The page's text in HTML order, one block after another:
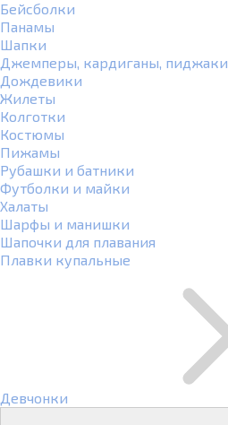
Бейсболки
Панамы
Шапки
Джемперы, кардиганы, пиджаки
Дождевики
Жилеты
Колготки
Костюмы
Пижамы
Рубашки и батники
Футболки и майки
Халаты
Шарфы и манишки
Шапочки для плавания
Плавки купальные
Девчонки